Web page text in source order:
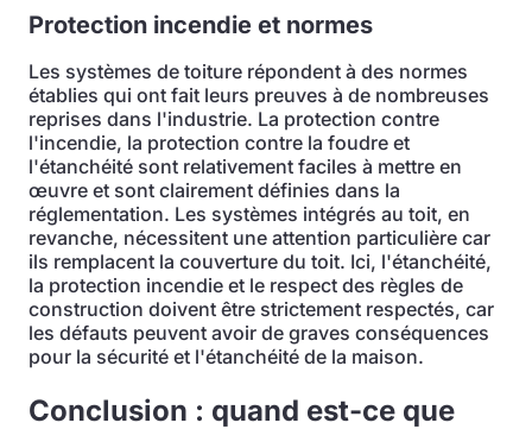
Protection incendie et normes
Les systèmes de toiture répondent à des normes
établies qui ont fait leurs preuves à de nombreuses
reprises dans l'industrie. La protection contre
l'incendie, la protection contre la foudre et
l'étanchéité sont relativement faciles à mettre en
œuvre et sont clairement définies dans la
réglementation. Les systèmes intégrés au toit, en
revanche, nécessitent une attention particulière car
ils remplacent la couverture du toit. Ici, l'étanchéité,
la protection incendie et le respect des règles de
construction doivent être strictement respectés, car
les défauts peuvent avoir de graves conséquences
pour la sécurité et l'étanchéité de la maison.
Conclusion : quand est-ce que